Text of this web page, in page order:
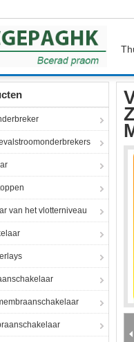
van het vlotterniveau